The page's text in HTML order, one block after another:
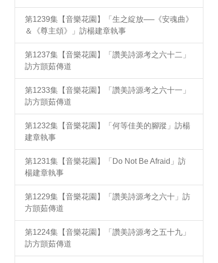
第1239集【音樂花園】「生之綻放──《安魂曲》
＆《尊主頌》」訪楊建章執事
第1237集【音樂花園】「讚美詩源考之六十二」
訪方顗茹傳道
第1233集【音樂花園】「讚美詩源考之六十一」
訪方顗茹傳道
第1232集【音樂花園】「何等佳美的腳蹤」訪楊
建章執事
第1231集【音樂花園】「Do Not Be Afraid」訪
楊建章執事
第1229集【音樂花園】「讚美詩源考之六十」訪
方顗茹傳道
第1224集【音樂花園】「讚美詩源考之五十九」
訪方顗茹傳道